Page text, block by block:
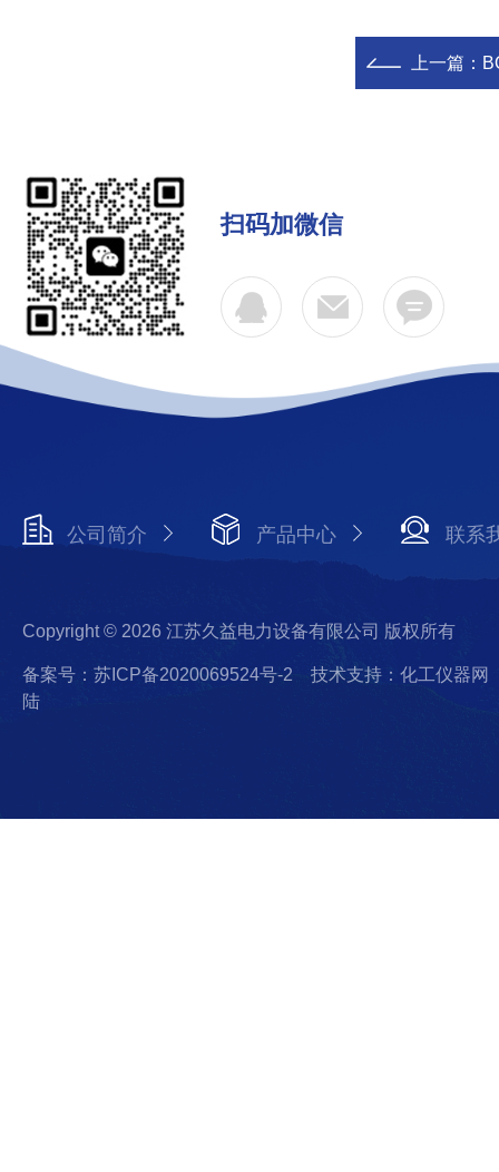
上一篇：
扫码加微信
公司简介 产品中心 联系
Copyright © 2026 江苏久益电力设备有限公司 版权所有
备案号：苏ICP备2020069524号-2
技术支持：化工仪器网
陆